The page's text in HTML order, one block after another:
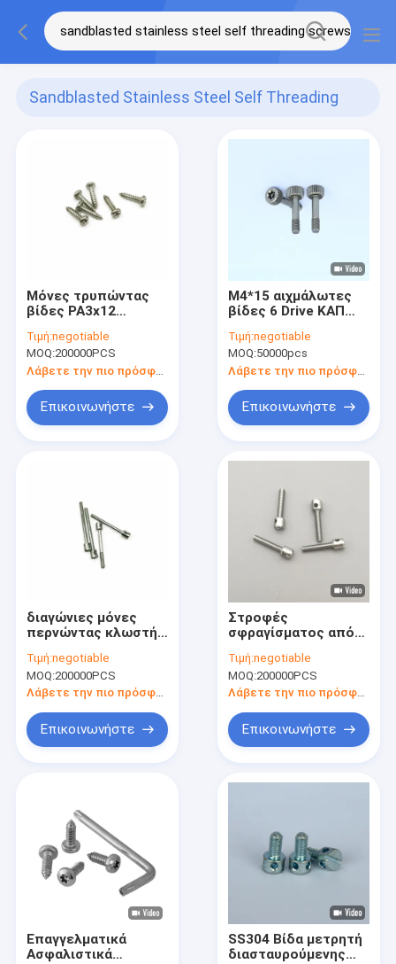
Sandblasted Stainless Steel Self Threading
Μόνες τρυπώντας
βίδες PA3x12
ανοξείδωτου
Sandblasted
Τιμή:negotiable
MOQ:200000PCS
Λάβετε την πιο πρόσφατη τιμή
Επικοινωνήστε
M4*15 αιχμάλωτες
βίδες 6 Drive ΚΑΠ
ανοξείδωτου
καρφιτσών TX
λοβών
Τιμή:negotiable
MOQ:50000pcs
Επικοινωνήστε
διαγώνιες μόνες
περνώντας κλωστή
μετάλλων για το
μετρητή οχημάτων
Τιμή:negotiable
MOQ:200000PCS
Λάβετε την πιο πρόσφατη τιμή
Επικοινωνήστε
Στροφές
σφραγίσματος από
Στροφές
σφραγίσματος για
μετρητή ενέργειας
Capstan βίδα
Τιμή:negotiable
MOQ:200000PCS
Επικοινωνήστε
Επαγγελματικά
Ασφαλιστικά
SS304 Βίδα μετρητή
διασταυρούμενης